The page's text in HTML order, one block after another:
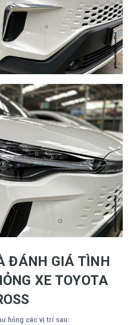
ĐÁNH GIÁ TÌNH
XE TOYOTA
hỏng các vị trí sau: